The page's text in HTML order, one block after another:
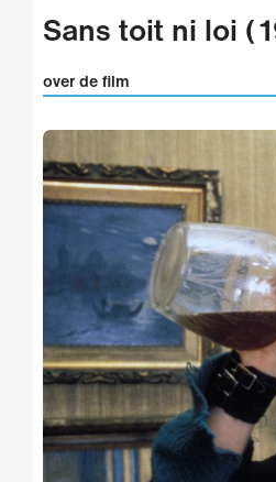
Sans toit ni loi
over de film